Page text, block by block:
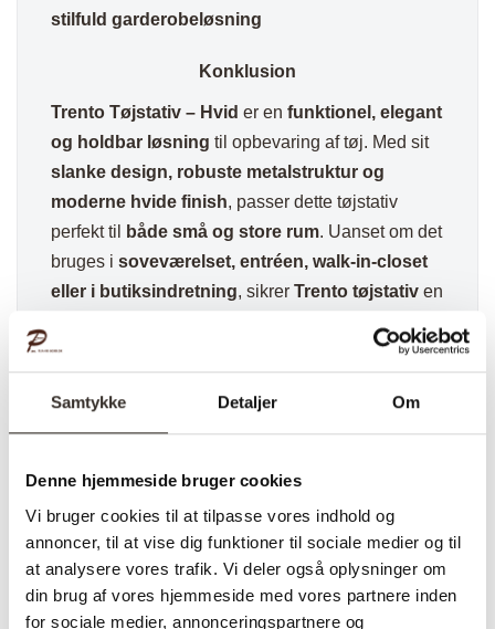
Samtykke Detaljer Om
Denne hjemmeside bruger cookies
Vi bruger cookies til at tilpasse vores indhold og
annoncer, til at vise dig funktioner til sociale medier og til
at analysere vores trafik. Vi deler også oplysninger om
din brug af vores hjemmeside med vores partnere inden
for sociale medier, annonceringspartnere og
stilfuld garderobeløsning
Konklusion
Trento Tøjstativ – Hvid er en funktionel, elegant
og holdbar løsning til opbevaring af tøj. Med sit
slanke design, robuste metalstruktur og
moderne hvide finish, passer dette tøjstativ
perfekt til
både små og store rum. Uanset om det
bruges i soveværelset, entréen, walk-in-closet
eller i butiksindretning, sikrer Trento tøjstativ en
✅ Kvalitet & Design
✅ Stk. pris
✅Farve: Hvid
Varenummer (SKU):2929-DK Kategori:Tøjstativer og